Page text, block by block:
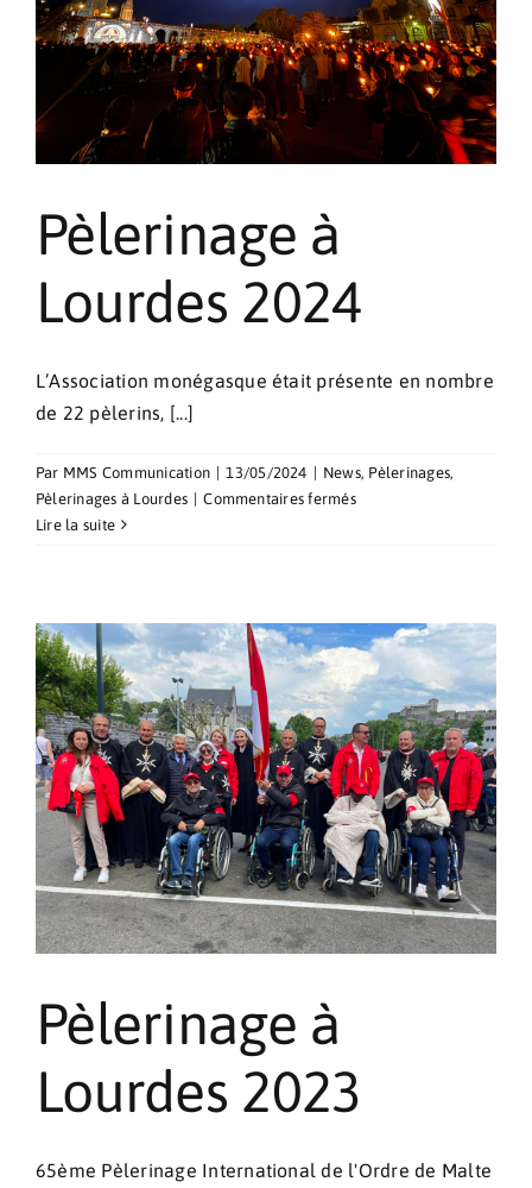
Pèlerinages
Contact
Pèlerinage à
Lourdes 2024
L’Association monégasque était présente en nombre
de 22 pèlerins, [...]
Par MMS Communication | 13/05/2024 | News, Pèlerinages,
Pèlerinages à Lourdes | Commentaires ferméssur
Lire la suite
Pèlerinage à
Lourdes 2023
65ème Pèlerinage International de l'Ordre de Malte